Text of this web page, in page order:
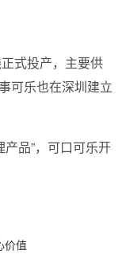
式投产，主要供
可乐也在深圳建立
品”，可口可乐开
价值